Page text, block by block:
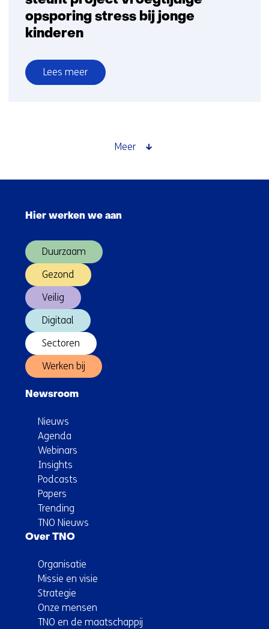
opsporing stress bij jonge
kinderen
Lees meer
over
jonge
Meer
Hier werken we aan
Duurzaam
Gezond
Veilig
Digitaal
Sectoren
Werken bij
Newsroom
Nieuws
Agenda
Webinars
Insights
Podcasts
Papers
Trending
TNO Nieuws
Over TNO
Organisatie
Missie en visie
Strategie
Onze mensen
TNO en de maatschappij